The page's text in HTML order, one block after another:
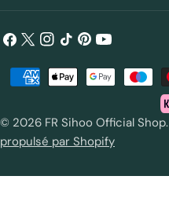
Facebook
X
Instagram
TIC Pinterest
Youtube
© 2026 FR Sihoo Official Shop.
propulsé par Shopify
Méthodes
payement